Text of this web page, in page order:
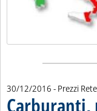
30/12/2016 - Prezzi